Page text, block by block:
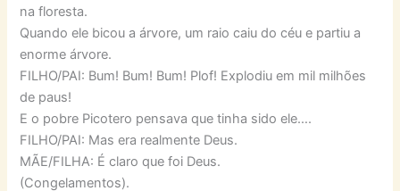
na floresta.
Quando ele bicou a árvore, um raio caiu do céu e partiu a
enorme árvore.
FILHO/PAI: Bum! Bum! Bum! Plof! Explodiu em mil milhões
de paus!
E o pobre Picotero pensava que tinha sido ele….
FILHO/PAI: Mas era realmente Deus.
MÃE/FILHA: É claro que foi Deus.
(Congelamentos).